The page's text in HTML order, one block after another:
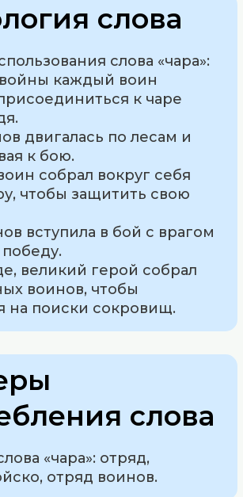
слова
слова «чара»:
каждый воин
к чаре
двигалась по лесам и
к бою.
собрал вокруг себя
чтобы защитить свою
вступила в бой с врагом
великий герой собрал
воинов, чтобы
на поиски сокровищ.
слова
«чара»: отряд,
отряд воинов.